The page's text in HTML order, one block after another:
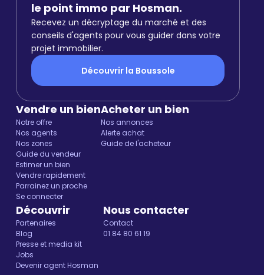
le point immo par Hosman.
Recevez un décryptage du marché et des
conseils d'agents pour vous guider dans votre
projet immobilier.
Découvrir la Boussole
Vendre un bien
Notre offre
Nos agents
Nos zones
Guide du vendeur
Estimer un bien
Vendre rapidement
Parrainez un proche
Se connecter
Acheter un bien
Nos annonces
Alerte achat
Guide de l'acheteur
Découvrir
Partenaires
Blog
Presse et media kit
Jobs
Devenir agent Hosman
Nous contacter
Contact
01 84 80 61 19